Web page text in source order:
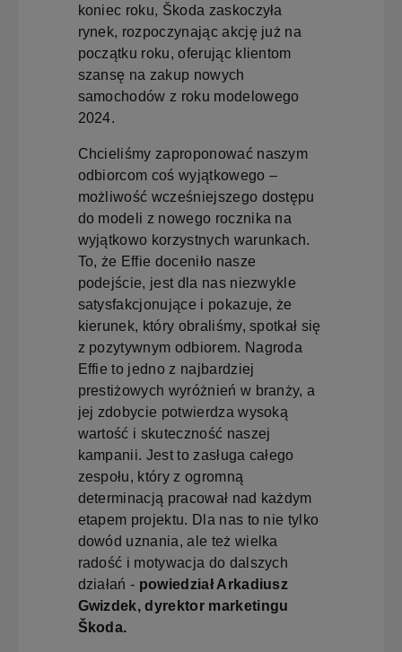
koniec roku, Škoda zaskoczyła
rynek, rozpoczynając akcję już na
początku roku, oferując klientom
szansę na zakup nowych
samochodów z roku modelowego
2024.
Chcieliśmy zaproponować naszym
odbiorcom coś wyjątkowego –
możliwość wcześniejszego dostępu
do modeli z nowego rocznika na
wyjątkowo korzystnych warunkach.
To, że Effie doceniło nasze
podejście, jest dla nas niezwykle
satysfakcjonujące i pokazuje, że
kierunek, który obraliśmy, spotkał się
z pozytywnym odbiorem. Nagroda
Effie to jedno z najbardziej
prestiżowych wyróżnień w branży, a
jej zdobycie potwierdza wysoką
wartość i skuteczność naszej
kampanii. Jest to zasługa całego
zespołu, który z ogromną
determinacją pracował nad każdym
etapem projektu. Dla nas to nie tylko
dowód uznania, ale też wielka
radość i motywacja do dalszych
działań - powiedział Arkadiusz
Gwizdek, dyrektor marketingu
Škoda.